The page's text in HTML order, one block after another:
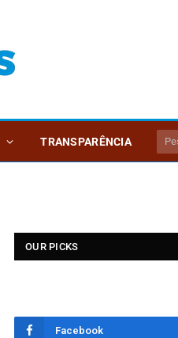
TRANSPARÊNCIA
OUR PICKS
Facebook